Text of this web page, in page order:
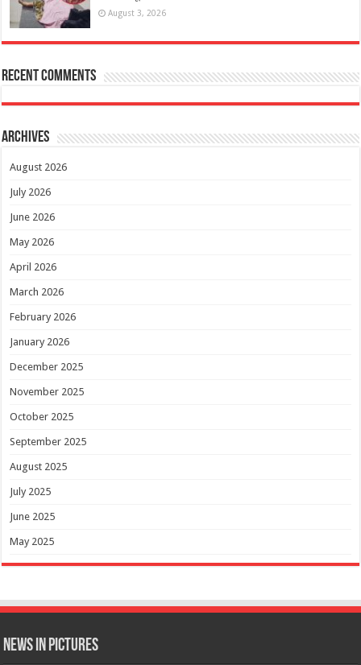
August 3, 2026
Recent Comments
Archives
August 2026
July 2026
June 2026
May 2026
April 2026
March 2026
February 2026
January 2026
December 2025
November 2025
October 2025
September 2025
August 2025
July 2025
June 2025
May 2025
News in Pictures